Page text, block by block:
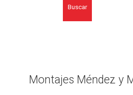
Buscar
Montajes Méndez y